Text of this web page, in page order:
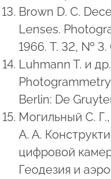
Brown D. C.
Lenses.
1966. Т. 32, № 3.
Luhmann T. и
Berlin: De
Могильный С.
А. А.
цифровой
Геодезия и